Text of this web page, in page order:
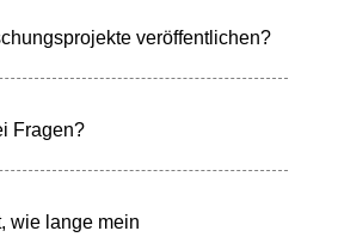
veröffentlichen?
Fragen?
wie lange mein